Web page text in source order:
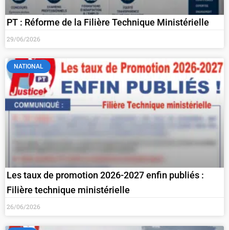
PT : Réforme de la Filière Technique Ministérielle
29/06/2026
NATIONAL
Les taux de promotion 2026-2027 enfin publiés :
Filière technique ministérielle
26/06/2026